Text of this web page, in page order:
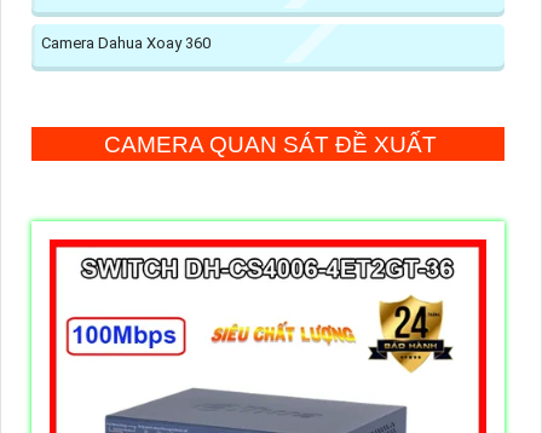
Camera Dahua Xoay 360
CAMERA QUAN SÁT ĐỀ XUẤT